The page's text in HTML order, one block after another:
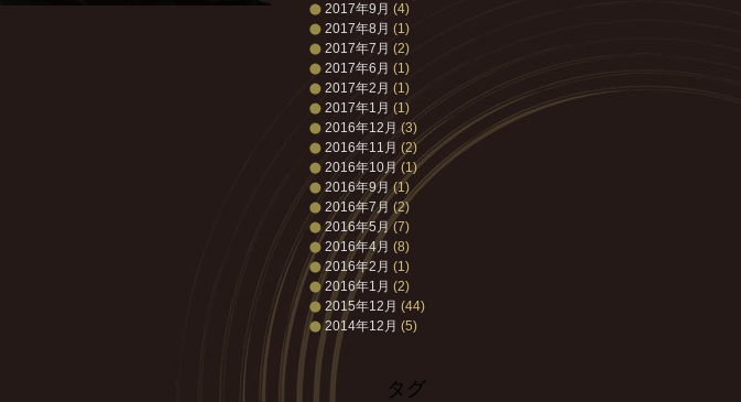
2017年9月 (4)
2017年8月 (1)
2017年7月 (2)
2017年6月 (1)
2017年2月 (1)
2017年1月 (1)
2016年12月 (3)
2016年11月 (2)
2016年10月(1)
2016年9月 (1)
2016年7月 (2)
2016年5月(7)
2016年4月 (8)
2016年2月 (1)
2016年1月 (2)
2015年12月 (44)
2014年12月 (5)
タグ